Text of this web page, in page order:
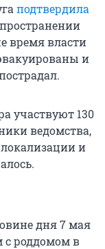
подтвердила
время власти
и
участвуют 130
ведомства,
и
дня 7 мая
с роддомом в